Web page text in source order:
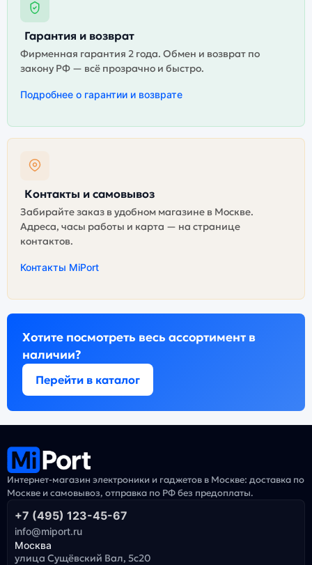
Гарантия и возврат
Фирменная гарантия 2 года. Обмен и возврат по
закону РФ — всё прозрачно и быстро.
Подробнее о гарантии и возврате
Контакты и самовывоз
Забирайте заказ в удобном магазине в Москве.
Адреса, часы работы и карта — на странице
контактов.
Контакты MiPort
Хотите посмотреть весь ассортимент в
наличии?
Перейти в каталог
Интернет-магазин электроники и гаджетов в Москве: доставка по
Москве и самовывоз, отправка по РФ без предоплаты.
+7 (495) 123-45-67
info@miport.ru
Москва
улица Сущёвский Вал, 5с20